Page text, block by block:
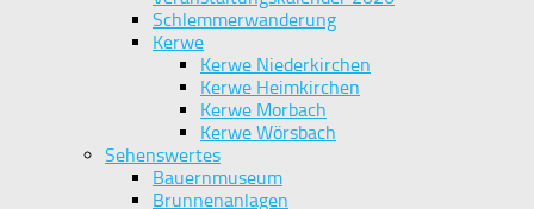
Schlemmerwanderung
Kerwe
Kerwe Niederkirchen
Kerwe Heimkirchen
Kerwe Morbach
Kerwe Wörsbach
Sehenswertes
Bauernmuseum
Brunnenanlagen